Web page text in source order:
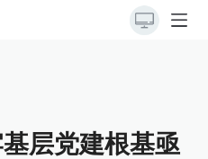
基层党建根基亟